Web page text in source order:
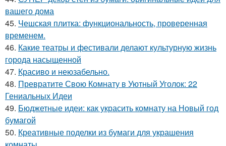
вашего дома
45. Чешская плитка: функциональность, проверенная
временем.
46. Какие театры и фестивали делают культурную жизнь
города насыщенной
47. Красиво и неюзабельно.
48. Превратите Свою Комнату в Уютный Уголок: 22
Гениальных Идеи
49. Бюджетные идеи: как украсить комнату на Новый год
бумагой
50. Креативные поделки из бумаги для украшения